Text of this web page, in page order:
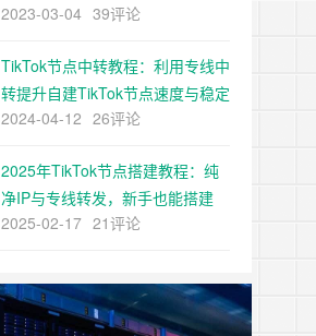
建
2023-03-04 39评论
TikTok节点中转教程：利用专线中
转提升自建TikTok节点速度与稳定
性
2024-04-12 26评论
2025年TikTok节点搭建教程：纯
净IP与专线转发，新手也能搭建
tiktok节点
2025-02-17 21评论